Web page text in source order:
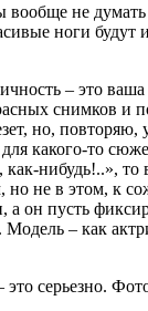
вообще не
ноги будут
– это
снимков и
но, повторяю,
какого-то
нибудь!..», то
но не в этом, к
а он пусть
– как
серьезно.